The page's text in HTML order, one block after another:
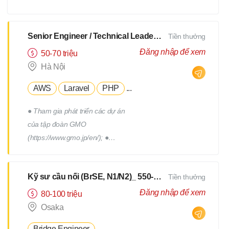
xây dựng thương hiệu tuyển
triển, quản lý đội ngũ Hr
Freelance của Devwork
Senior Engineer / Technical Leader - N2 Tiếng Nhật - Lương upto $3000
50-70 triệu
Hà Nội
AWS Laravel PHP ...
● Tham gia phát triển các dự án
của tập đoàn GMO
(https://www.gmo.jp/en/); ●
cùng với đội phát triển thuộc
phòng R&D của tập đoàn; ●
Phối hợp với các thành viên
Tiền thưởng
Đăng nhập để xem
Kỹ sư cầu nối (BrSE, N1/N2)_ 550-750Man
80-100 triệu
Osaka
Tiền thưởng
Đăng nhập để xem